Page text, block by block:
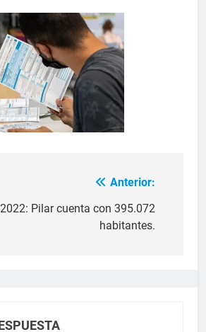
Anterior:
Pilar cuenta con 395.072
habitantes.